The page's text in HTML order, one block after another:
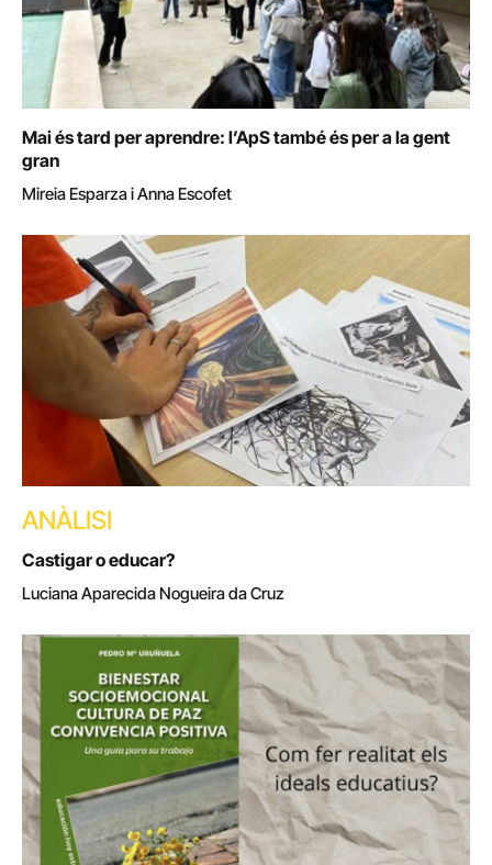
Mai és tard per aprendre: l’ApS també és per a la gent
gran
Mireia Esparza i Anna Escofet
ANÀLISI
Castigar o educar?
Luciana Aparecida Nogueira da Cruz